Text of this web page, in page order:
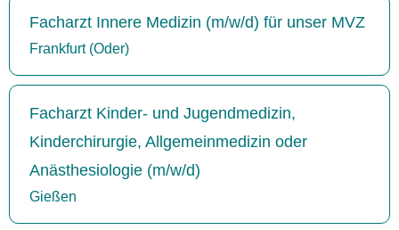
Facharzt Innere Medizin (m/w/d) für unser MVZ
Frankfurt (Oder)
Facharzt Kinder- und Jugendmedizin,
Kinderchirurgie, Allgemeinmedizin oder
Anästhesiologie (m/w/d)
Gießen